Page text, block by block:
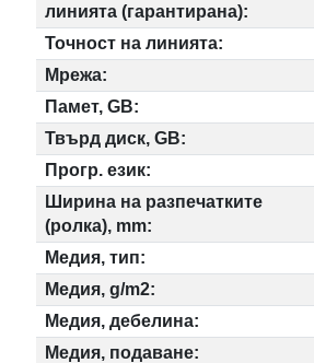
линията (гарантирана):
Точност на линията:
Мрежа:
Памет, GB:
Твърд диск, GB:
Прогр. език:
Ширина на разпечатките
(ролка), mm:
Медия, тип:
Медия, g/m2:
Медия, дебелина:
Медия, подаване: